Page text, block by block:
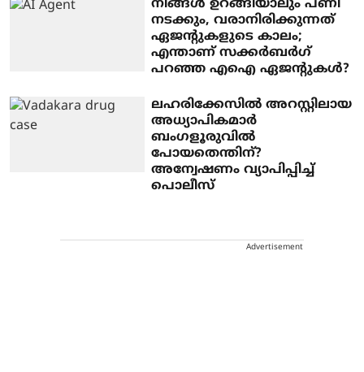
നിങ്ങൾ ഉറങ്ങിയാലും പണി
നടക്കും, വരാനിരിക്കുന്നത്
ഏജന്റുകളുടെ കാലം;
എന്താണ് സക്കർബർഗ്
പറഞ്ഞ എഐ ഏജന്റുകൾ?
ലഹരിക്കേസില്‍ അറസ്റ്റിലായ
അധ്യാപികമാര്‍
ബംഗളൂരുവില്‍
പോയതെന്തിന്?
അന്വേഷണം വ്യാപിപ്പിച്ച്
പൊലീസ്
Advertisement